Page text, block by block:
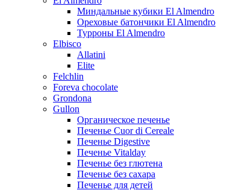
Миндальные кубики El Almendro
Ореховые батончики El Almendro
Турроны El Almendro
Elbisco
Allatini
Elite
Felchlin
Foreva chocolate
Grondona
Gullon
Органическое печенье
Печенье Cuor di Cereale
Печенье Digestive
Печенье Vitalday
Печенье без глютена
Печенье без сахара
Печенье для детей